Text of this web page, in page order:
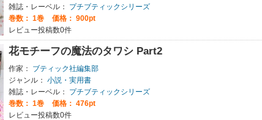
雑誌・レーベル：
プチブティックシリーズ
巻数： 1巻
価格： 900pt
レビュー投稿数0件
花モチーフの魔法のタワシ Part2
作家：
ブティック社編集部
ジャンル： 小説・実用書
雑誌・レーベル：
プチブティックシリーズ
巻数： 1巻
価格： 476pt
レビュー投稿数0件